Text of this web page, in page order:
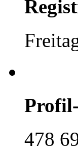
478